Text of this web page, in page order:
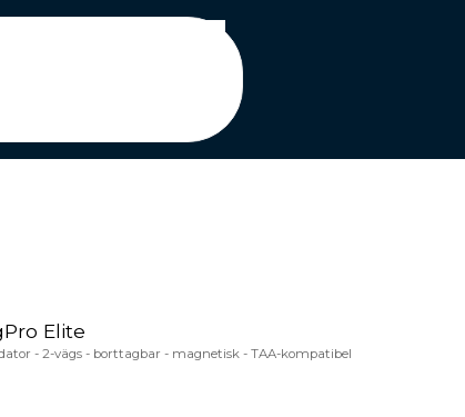
Elite
- 2-vägs - borttagbar - magnetisk - TAA-kompatibel